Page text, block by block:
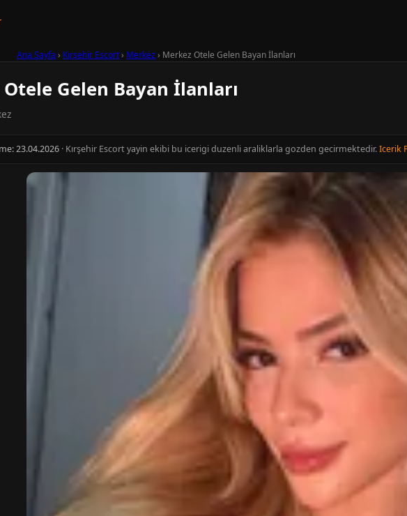
Ana Sayfa › Kırşehir Escort› Merkez› Merkez Otele Gelen Bayan İlanları
Gelen Bayan İlanları
23.04.2026 · Kırşehir Escort yayin ekibi bu icerigi duzenli araliklarla gozden gecirmektedir.Icerik